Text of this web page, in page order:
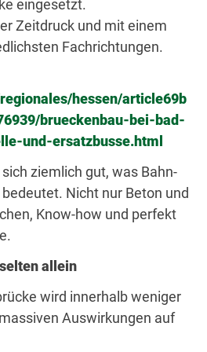
eingesetzt.
Zeitdruck und mit einem
Fachrichtungen.
hessen/article69b
brueckenbau-bei-bad-
und-ersatzbusse.html
ziemlich gut, was Bahn-
Nicht nur Beton und
Know-how und perfekt
allein
wird innerhalb weniger
Auswirkungen auf